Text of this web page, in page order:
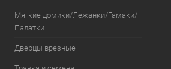
Мягкие домики/Лежанки/Гамаки/
Палатки
Дверцы врезные